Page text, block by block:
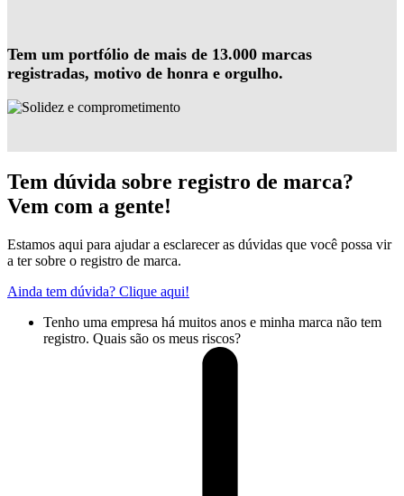
Tem um portfólio de mais de 13.000 marcas
registradas, motivo de honra e orgulho.
Tem dúvida sobre registro de marca?
Vem com a gente!
Estamos aqui para ajudar a esclarecer as dúvidas que você possa vir
a ter sobre o registro de marca.
Ainda tem dúvida? Clique aqui!
Tenho uma empresa há muitos anos e minha marca não tem
registro. Quais são os meus riscos?